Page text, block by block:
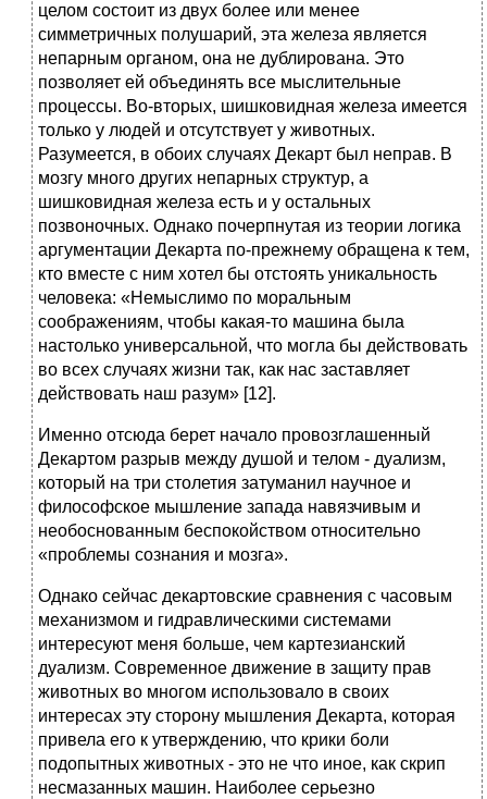
целом состоит из двух более или менее
симметричных полушарий, эта железа является
непарным органом, она не дублирована. Это
позволяет ей объединять все мыслительные
процессы. Во-вторых, шишковидная железа имеется
только у людей и отсутствует у животных.
Разумеется, в обоих случаях Декарт был неправ. В
мозгу много других непарных структур, а
шишковидная железа есть и у остальных
позвоночных. Однако почерпнутая из теории логика
аргументации Декарта по-прежнему обращена к тем,
кто вместе с ним хотел бы отстоять уникальность
человека: «Немыслимо по моральным
соображениям, чтобы какая-то машина была
настолько универсальной, что могла бы действовать
во всех случаях жизни так, как нас заставляет
действовать наш разум» [12].
Именно отсюда берет начало провозглашенный
Декартом разрыв между душой и телом - дуализм,
который на три столетия затуманил научное и
философское мышление запада навязчивым и
необоснованным беспокойством относительно
«проблемы сознания и мозга».
Однако сейчас декартовские сравнения с часовым
механизмом и гидравлическими системами
интересуют меня больше, чем картезианский
дуализм. Современное движение в защиту прав
животных во многом использовало в своих
интересах эту сторону мышления Декарта, которая
привела его к утверждению, что крики боли
подопытных животных - это не что иное, как скрип
несмазанных машин. Наиболее серьезно